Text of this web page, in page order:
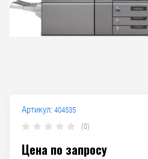
Артикул: 404535
(0)
Цена по запросу